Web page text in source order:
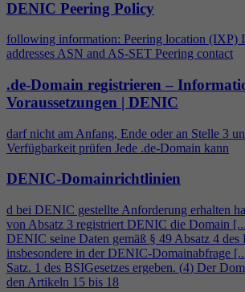
DENIC Peering Policy
following information: Peering location (IXP)
addresses ASN and AS-SET Peering contact
.de-Domain registrieren –
Voraussetzungen | DENIC
darf nicht am Anfang, Ende oder an Stelle 3
Verfügbarkeit prüfen Jede .de-Domain kann
DENIC-Domainrichtlinien
d bei DENIC gestellte Anforderung erhalten
von Absatz 3 registriert DENIC die Domain
DENIC seine Daten gemäß § 49 Absatz 4 des
insbesondere in der DENIC-Domainabfrage
Satz. 1 des BSIGesetzes ergeben. (4) Der
den Artikeln 15 bis 18